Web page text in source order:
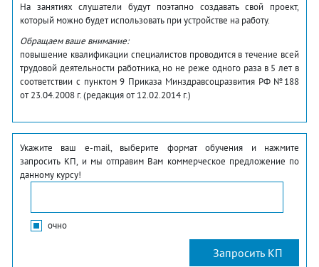
На занятиях слушатели будут поэтапно создавать свой проект,
который можно будет использовать при устройстве на работу.
Обращаем ваше внимание:
повышение квалификации специалистов проводится в течение всей
трудовой деятельности работника, но не реже одного раза в 5 лет в
соответствии с пунктом 9 Приказа Минздравсоцразвития РФ №188
от 23.04.2008 г. (редакция от 12.02.2014 г.)
Укажите ваш e-mail, выберите формат обучения и нажмите
запросить КП, и мы отправим Вам коммерческое предложение по
данному курсу!
очно